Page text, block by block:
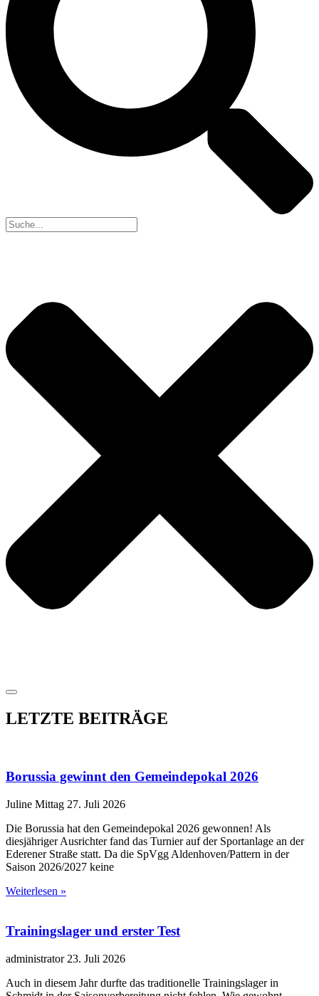
LETZTE BEITRÄGE
Borussia gewinnt den Gemeindepokal 2026
Juline Mittag 27. Juli 2026
Die Borussia hat den Gemeindepokal 2026 gewonnen! Als
diesjähriger Ausrichter fand das Turnier auf der Sportanlage an der
Ederener Straße statt. Da die SpVgg Aldenhoven/Pattern in der
Saison 2026/2027 keine
Weiterlesen »
Trainingslager und erster Test
administrator 23. Juli 2026
Auch in diesem Jahr durfte das traditionelle Trainingslager in